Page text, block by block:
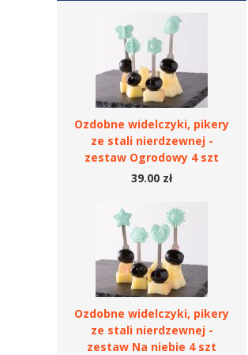
Ozdobne widelczyki, pikery
ze stali nierdzewnej -
zestaw Ogrodowy 4 szt
39.00 zł
Ozdobne widelczyki, pikery
ze stali nierdzewnej -
zestaw Na niebie 4 szt